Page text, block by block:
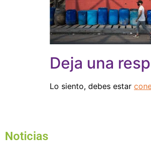
Deja una
Lo siento, debes estar
Noticias